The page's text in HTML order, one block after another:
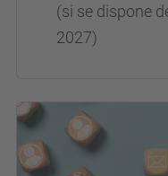
(si se dispone
2027)